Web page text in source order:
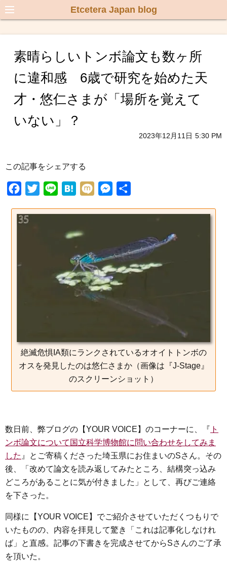
Etcetera Japan blog
素晴らしいトンボ論文も数ヶ所
に違和感 6歳で研究を始めた天
才・悠仁さまが「場所を覚えて
いない」？
2023年12月11日 5:30 PM
この記事をシェアする
c
i
n
H
t
e
n
a
M
x
s
e
n
g
e
絶滅危惧IA類にランクされているオオイトトンボの
オスを発見したのは悠仁さまか（画像は『J-Stage』
のスクリーンショット）
数日前、弊ブログの【YOUR VOICE】のコーナーに、『 ト
ンボ論文について国立科学博物館に問い合わせをしてみま
した 』とご寄稿くださった埼玉県にお住まいのSさん。その
後、「改めて論文を読み返してみたところ、結構突っ込み
どころがあることに気が付きました」として、再びご連絡
を下さった。
同様に【YOUR VOICE】でご紹介させていただくつもりで
いたものの、内容を拝見して驚き「これは記事化しなけれ
ば」と直感。記事の下書きを完成させてからSさんのご了承
を頂いた。